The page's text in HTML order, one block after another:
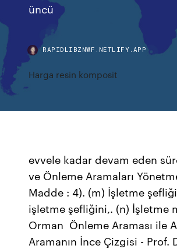
üncü
RAPIDLIBZNWF.NETLIFY.APP
Harga resin komposit
evvele kadar devam eden
ve Önleme Aramaları
Madde : 4). (m) İşletme
işletme şefliğini,. (n) İşletme
Orman Önleme Araması ile
Aramanın İnce Çizgisi - Prof.